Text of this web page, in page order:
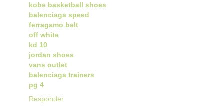
kobe basketball shoes
balenciaga speed
ferragamo belt
off white
kd 10
jordan shoes
vans outlet
balenciaga trainers
pg 4
Responder